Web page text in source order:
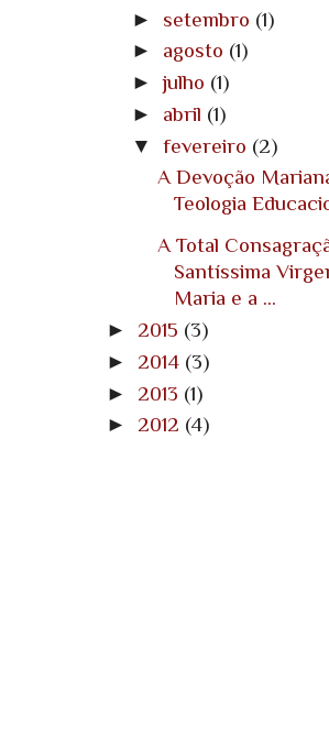
► setembro (1)
► agosto (1)
►julho (1)
► abril (1)
▼ fevereiro (2)
A Devoção
Teologia
A Total
Santíssima
Maria e a ...
► 2015 (3)
► 2014 (3)
► 2013 (1)
► 2012 (4)